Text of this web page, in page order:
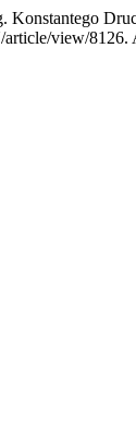
view/8126.